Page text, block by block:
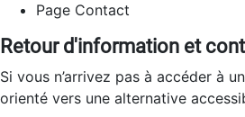
Page Contact
Retour d'information et
Si vous n’arrivez pas à accéder à
orienté vers une alternative